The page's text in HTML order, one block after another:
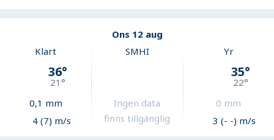
Ons 12 aug
Klart
36°
21°
0,1 mm
4 (7) m/s
SMHI
Ingen data
finns tillgänglig
Yr
35°
22°
0 mm
3 (- -) m/s